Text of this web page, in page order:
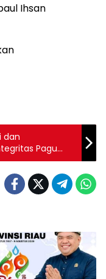
Ihsan
dan
Pagu